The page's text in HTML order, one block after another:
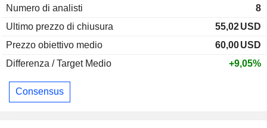
Numero di analisti
8
Ultimo prezzo di chiusura
55,02USD
Prezzo obiettivo medio
60,00USD
Differenza / Target Medio
+9,05%
Consensus